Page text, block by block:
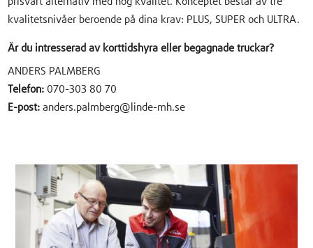
kvalitetsnivåer beroende på dina krav: PLUS, SUPER och ULTRA.
Är du intresserad av korttidshyra eller begagnade truckar?
ANDERS PALMBERG
Telefon: 070-303 80 70
E-post: anders.palmberg@linde-mh.se